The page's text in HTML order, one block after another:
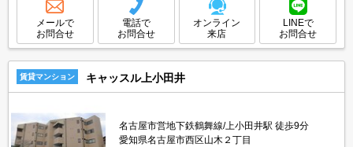
メールで
お問合せ
電話で
お問合せ
オンライン
来店
LINEで
お問合せ
賃貸マンション キャッスル上小田井
名古屋市営地下鉄鶴舞線/上小田井駅 徒歩9分
愛知県名古屋市西区山木２丁目